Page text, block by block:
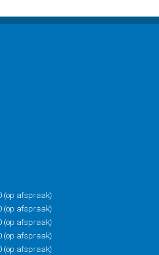
(op afspraak)
(op afspraak)
(op afspraak)
(op afspraak)
(op afspraak)